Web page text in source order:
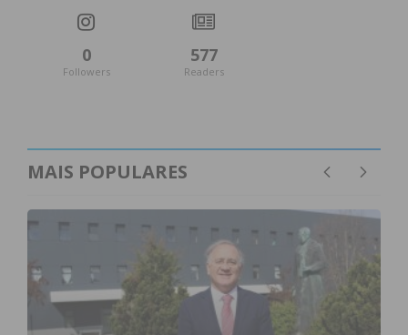
0
Followers
577
Readers
MAIS POPULARES